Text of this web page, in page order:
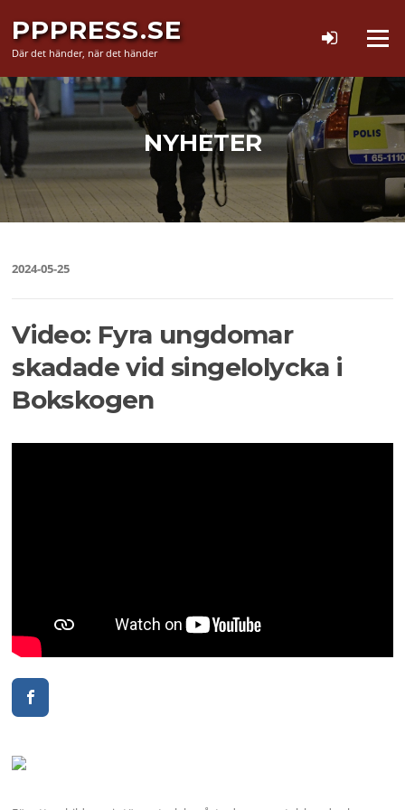
innehåll
PPPRESS.SE
Där det händer, när det händer
Meny
NYHETER
2024-05-25
Video: Fyra ungdomar
skadade vid singelolycka i
Bokskogen